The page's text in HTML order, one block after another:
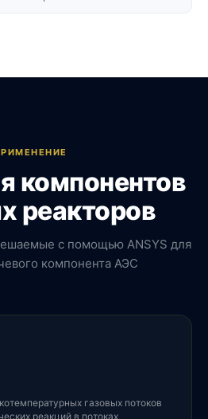
компонентов
реакторов
с помощью ANSYS для
компонента АЭС
газовых потоков
реакций в потоках